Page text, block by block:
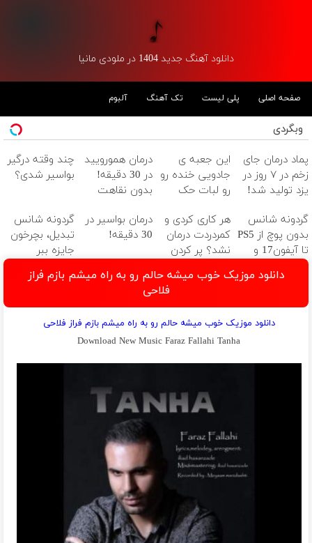
دانلود آهنگ جدید 1404 در ملودی مانیا
صفحه اصلی پلی لیست تک آهنگ آلبوم
وبگردی
پماد درمان جای
زخم در ۷ روز در
یزد تولید شد!
این جعبه ی
جادویی خنده رو
رو لبات حک
خرید40%تخفیف
درمان همورویید
در 30 دقیقه!
بدون نقاهت
چند وقته درگیر
بواسیر شدی؟
گردونه شانس
بدون پوچ از PS5
تا آیفون17 و
بیت کوین 🔥
هر کاری کردی و
کمردردت درمان
نشد؟ پر کردن
دریافت راه حل
درمان بواسیر در
30 دقیقه!
گردونه شانس
تبدیل، بچرخون
جایزه ببر
دانلود موزیک خوب میشه حالم رو به راه میشم بازم فراز
فلاحی
دانلود موزیک خوب میشه حالم رو به راه میشم بازم فراز فلاحی
Download New Music Faraz Fallahi Tanha